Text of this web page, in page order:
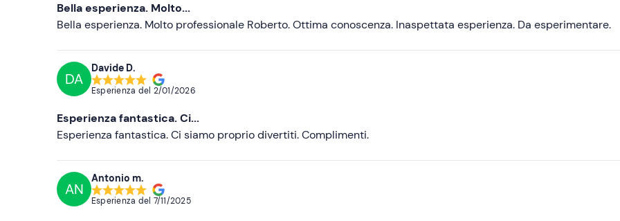
Meno recenti
Più alte
Bella esperienza. Molto...
Bella esperienza. Molto professionale Roberto. Ottima conoscenza. Inaspettata esperienza. Da esperimentare.
DA
Davide D.
Esperienza del 2/01/2026
Esperienza fantastica. Ci...
Esperienza fantastica. Ci siamo proprio divertiti. Complimenti.
AN
Antonio m.
Esperienza del 7/11/2025